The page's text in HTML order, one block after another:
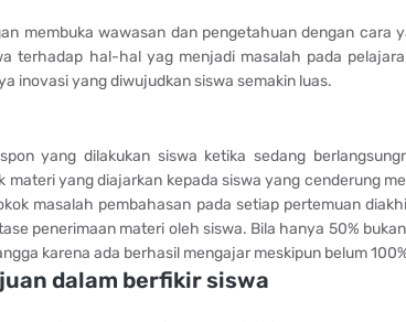
membuka wawasan dan pengetahuan dengan cara
terhadap hal-hal yag menjadi masalah pada
inovasi yang diwujudkan siswa semakin luas.
yang dilakukan siswa ketika sedang
materi yang diajarkan kepada siswa yang cenderung
masalah pembahasan pada setiap pertemuan
penerimaan materi oleh siswa. Bila hanya 50%
karena ada berhasil mengajar meskipun belum
dalam berfikir siswa